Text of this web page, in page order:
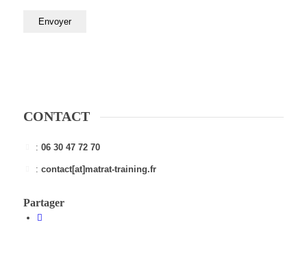
CONTACT
:06 30 47 72 70
:contact[at]matrat-training.fr
Partager